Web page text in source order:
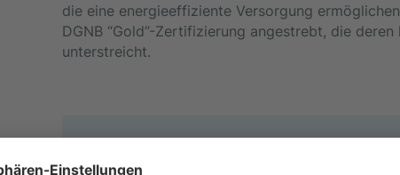
die eine energieeffiziente Versorgung
DGNB “Gold”-Zertifizierung angestrebt, die
unterstreicht.
„In der Logistikentwicklung ist die